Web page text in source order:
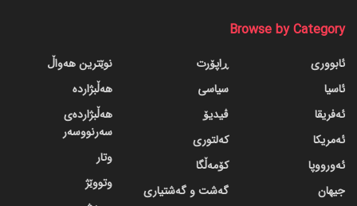
Browse by Category
ئابووری
ئاسیا
ئەفریقا
ئەمریکا
ئەورووپا
جیهان
ڕاپۆرت
سیاسی
ڤیدیۆ
کەلتوری
کۆمەڵگا
گه‌شت و گه‌شتیاری
نوێترین هەواڵ
هەڵبژاردە
هەڵبژاردەی
سەرنووسەر
وتار
وتووێژ